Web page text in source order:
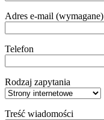
Adres e-mail (wymagane)
Telefon
Rodzaj zapytania
Treść wiadomości